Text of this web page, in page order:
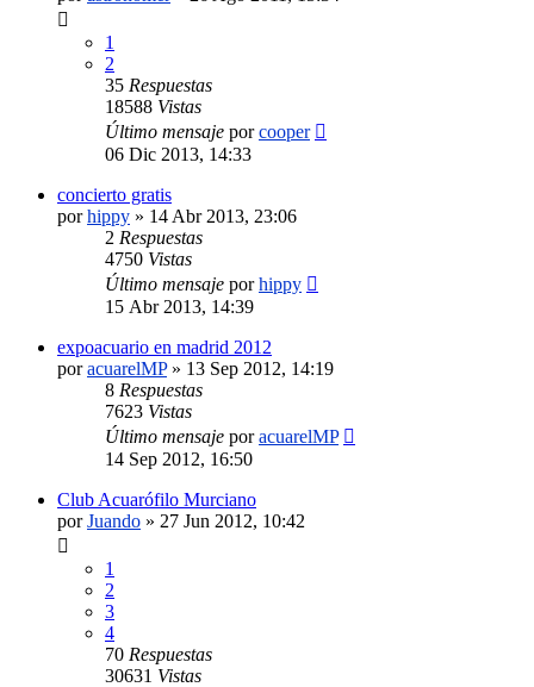
1
2
35 Respuestas
18588 Vistas
Último mensaje porcooper
06 Dic 2013, 14:33
concierto gratis
porhippy » 14 Abr 2013, 23:06
2 Respuestas
4750 Vistas
Último mensaje porhippy
15 Abr 2013, 14:39
expoacuario en madrid 2012
poracuarelMP» 13 Sep 2012, 14:19
8 Respuestas
7623 Vistas
Último mensaje poracuarelMP
14 Sep 2012, 16:50
Club Acuarófilo Murciano
porJuando » 27 Jun 2012, 10:42
1
2
3
4
70 Respuestas
30631 Vistas